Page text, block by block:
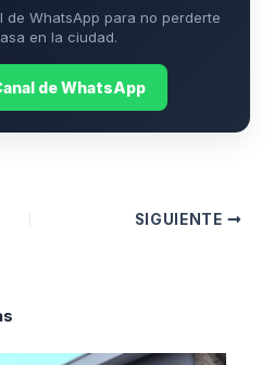
de WhatsApp para no perderte
en la ciudad.
de WhatsApp
SIGUIENTE